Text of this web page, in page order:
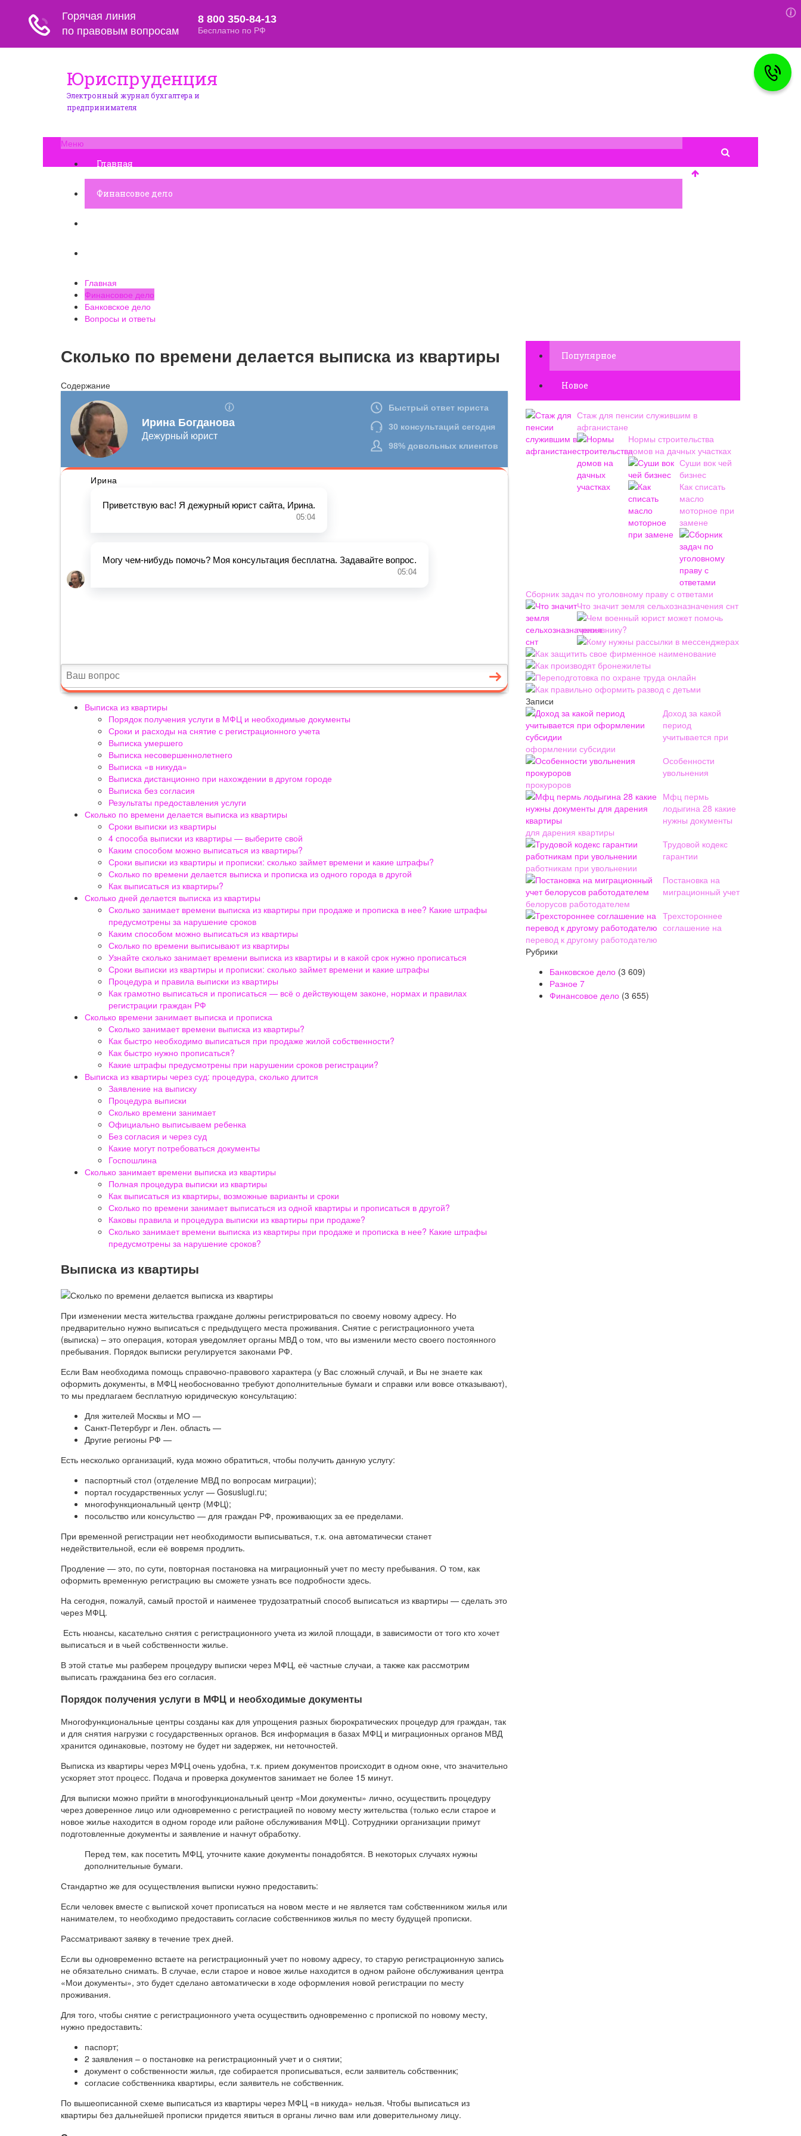
Юриспруденция
Электронный журнал бухгалтера и
предпринимателя
Меню
Главная
Финансовое дело
Главная
Финансовое дело
Банковское дело
Вопросы и ответы
Сколько по времени делается выписка из квартиры
Содержание
Выписка из квартиры
Порядок получения услуги в МФЦ и необходимые документы
Сроки и расходы на снятие с регистрационного учета
Выписка умершего
Выписка несовершеннолетнего
Выписка «в никуда»
Выписка дистанционно при нахождении в другом городе
Выписка без согласия
Результаты предоставления услуги
Сколько по времени делается выписка из квартиры
Сроки выписки из квартиры
4 способа выписки из квартиры — выберите свой
Каким способом можно выписаться из квартиры?
Сроки выписки из квартиры и прописки: сколько займет времени и какие штрафы?
Сколько по времени делается выписка и прописка из одного города в другой
Как выписаться из квартиры?
Сколько дней делается выписка из квартиры
Сколько занимает времени выписка из квартиры при продаже и прописка в нее? Какие штрафы
предусмотрены за нарушение сроков
Каким способом можно выписаться из квартиры
Сколько по времени выписывают из квартиры
Узнайте сколько занимает времени выписка из квартиры и в какой срок нужно прописаться
Сроки выписки из квартиры и прописки: сколько займет времени и какие штрафы
Процедура и правила выписки из квартиры
Как грамотно выписаться и прописаться — всё о действующем законе, нормах и правилах
регистрации граждан РФ
Сколько времени занимает выписка и прописка
Сколько занимает времени выписка из квартиры?
Как быстро необходимо выписаться при продаже жилой собственности?
Как быстро нужно прописаться?
Какие штрафы предусмотрены при нарушении сроков регистрации?
Выписка из квартиры через суд: процедура, сколько длится
Заявление на выписку
Процедура выписки
Сколько времени занимает
Официально выписываем ребенка
Без согласия и через суд
Какие могут потребоваться документы
Госпошлина
Сколько занимает времени выписка из квартиры
Полная процедура выписки из квартиры
Как выписаться из квартиры, возможные варианты и сроки
Сколько по времени занимает выписаться из одной квартиры и прописаться в другой?
Каковы правила и процедура выписки из квартиры при продаже?
Сколько занимает времени выписка из квартиры при продаже и прописка в нее? Какие штрафы
предусмотрены за нарушение сроков?
Выписка из квартиры
При изменении места жительства граждане должны регистрироваться по своему новому адресу. Но
предварительно нужно выписаться с предыдущего места проживания. Снятие с регистрационного учета
(выписка) – это операция, которая уведомляет органы МВД о том, что вы изменили место своего постоянного
пребывания. Порядок выписки регулируется законами РФ.
Если Вам необходима помощь справочно-правового характера (у Вас сложный случай, и Вы не знаете как
оформить документы, в МФЦ необоснованно требуют дополнительные бумаги и справки или вовсе отказывают),
то мы предлагаем бесплатную юридическую консультацию:
Для жителей Москвы и МО —
Санкт-Петербург и Лен. область —
Другие регионы РФ —
Есть несколько организаций, куда можно обратиться, чтобы получить данную услугу:
паспортный стол (отделение МВД по вопросам миграции);
портал государственных услуг — Gosuslugi.ru;
многофункциональный центр (МФЦ);
посольство или консульство — для граждан РФ, проживающих за ее пределами.
При временной регистрации нет необходимости выписываться, т.к. она автоматически станет
недействительной, если её вовремя продлить.
Продление — это, по сути, повторная постановка на миграционный учет по месту пребывания. О том, как
оформить временную регистрацию вы сможете узнать все подробности здесь.
На сегодня, пожалуй, самый простой и наименее трудозатратный способ выписаться из квартиры — сделать это
через МФЦ.
Есть нюансы, касательно снятия с регистрационного учета из жилой площади, в зависимости от того кто хочет
выписаться и в чьей собственности жилье.
В этой статье мы разберем процедуру выписки через МФЦ, её частные случаи, а также как рассмотрим
выписать гражданина без его согласия.
Порядок получения услуги в МФЦ и необходимые документы
Многофункциональные центры созданы как для упрощения разных бюрократических процедур для граждан, так
и для снятия нагрузки с государственных органов. Вся информация в базах МФЦ и миграционных органов МВД
хранится одинаковые, поэтому не будет ни задержек, ни неточностей.
Выписка из квартиры через МФЦ очень удобна, т.к. прием документов происходит в одном окне, что значительно
ускоряет этот процесс. Подача и проверка документов занимает не более 15 минут.
Для выписки можно прийти в многофункциональный центр «Мои документы» лично, осуществить процедуру
через доверенное лицо или одновременно с регистрацией по новому месту жительства (только если старое и
новое жилье находится в одном городе или районе обслуживания МФЦ). Сотрудники организации примут
подготовленные документы и заявление и начнут обработку.
Перед тем, как посетить МФЦ, уточните какие документы понадобятся. В некоторых случаях нужны
дополнительные бумаги.
Стандартно же для осуществления выписки нужно предоставить:
Если человек вместе с выпиской хочет прописаться на новом месте и не является там собственником жилья или
нанимателем, то необходимо предоставить согласие собственников жилья по месту будущей прописки.
Рассматривают заявку в течение трех дней.
Если вы одновременно встаете на регистрационный учет по новому адресу, то старую регистрационную запись
не обязательно снимать. В случае, если старое и новое жилье находится в одном районе обслуживания центра
«Мои документы», это будет сделано автоматически в ходе оформления новой регистрации по месту
проживания.
Для того, чтобы снятие с регистрационного учета осуществить одновременно с пропиской по новому месту,
нужно предоставить:
паспорт;
2 заявления – о постановке на регистрационный учет и о снятии;
документ о собственности жилья, где собирается прописываться, если заявитель собственник;
согласие собственника квартиры, если заявитель не собственник.
По вышеописанной схеме выписаться из квартиры через МФЦ «в никуда» нельзя. Чтобы выписаться из
квартиры без дальнейшей прописки придется явиться в органы лично вам или доверительному лицу.
Популярное
Новое
Стаж для пенсии служившим в
афганистане
Нормы строительства
домов на дачных участках
Суши вок чей
бизнес
Как списать
масло
моторное при
замене
Сборник задач по уголовному праву с ответами
Что значит земля сельхозназначения снт
Чем военный юрист может помочь
призывнику?
Кому нужны рассылки в мессенджерах
Как защитить свое фирменное наименование
Как производят бронежилеты
Переподготовка по охране труда онлайн
Как правильно оформить развод с детьми
Записи
Доход за какой
период
учитывается при
оформлении субсидии
Особенности
увольнения
прокуроров
Мфц пермь
лодыгина 28 какие
нужны документы
для дарения квартиры
Трудовой кодекс
гарантии
работникам при увольнении
Постановка на
миграционный учет
белорусов работодателем
Трехстороннее
соглашение на
перевод к другому работодателю
Рубрики
Банковское дело (3 609)
Разное 7
Финансовое дело (3 655)